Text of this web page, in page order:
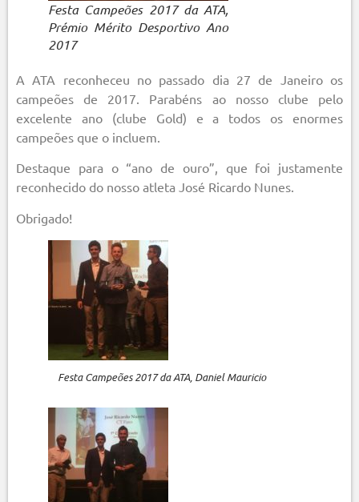
Festa Campeões 2017 da ATA,
Prémio Mérito Desportivo Ano
2017
A ATA reconheceu no passado dia 27 de Janeiro os
campeões de 2017. Parabéns ao nosso clube pelo
excelente ano (clube Gold) e a todos os enormes
campeões que o incluem.
Destaque para o “ano de ouro”, que foi justamente
reconhecido do nosso atleta José Ricardo Nunes.
Obrigado!
Festa Campeões 2017 da ATA, Daniel Mauricio